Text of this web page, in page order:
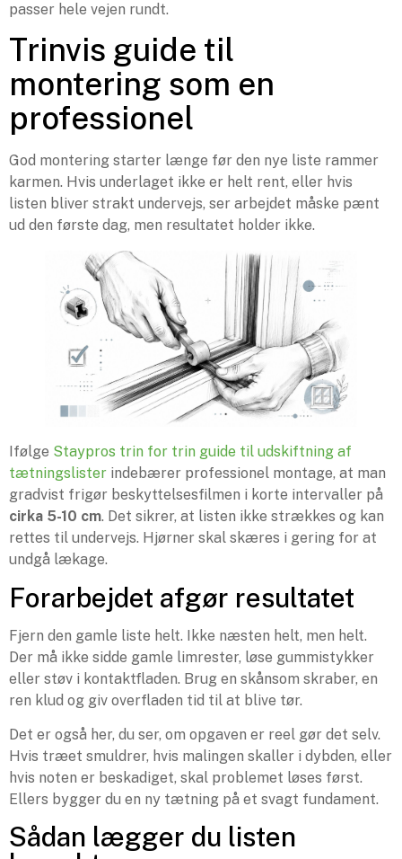
passer hele vejen rundt.
Trinvis guide til
montering som en
professionel
God montering starter længe før den nye liste rammer
karmen. Hvis underlaget ikke er helt rent, eller hvis
listen bliver strakt undervejs, ser arbejdet måske pænt
ud den første dag, men resultatet holder ikke.
Ifølge Staypros trin for trin guide til udskiftning af
tætningslister indebærer professionel montage, at man
gradvist frigør beskyttelsesfilmen i korte intervaller på
cirka 5-10 cm. Det sikrer, at listen ikke strækkes og kan
rettes til undervejs. Hjørner skal skæres i gering for at
undgå lækage.
Forarbejdet afgør resultatet
Fjern den gamle liste helt. Ikke næsten helt, men helt.
Der må ikke sidde gamle limrester, løse gummistykker
eller støv i kontaktfladen. Brug en skånsom skraber, en
ren klud og giv overfladen tid til at blive tør.
Det er også her, du ser, om opgaven er reel gør det selv.
Hvis træet smuldrer, hvis malingen skaller i dybden, eller
hvis noten er beskadiget, skal problemet løses først.
Ellers bygger du en ny tætning på et svagt fundament.
Sådan lægger du listen